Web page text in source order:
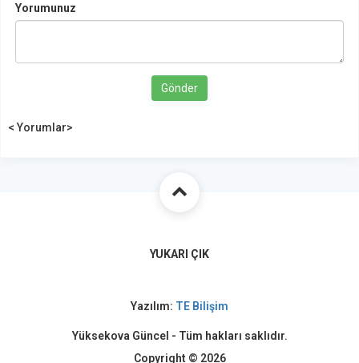
Yorumunuz
Gönder
< Yorumlar>
YUKARI ÇIK
Yazılım: TE Bilişim
Yüksekova Güncel - Tüm hakları saklıdır.
Copyright © 2026